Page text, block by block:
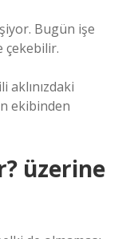
Bugün işe
çekebilir.
aklınızdaki
ekibinden
üzerine